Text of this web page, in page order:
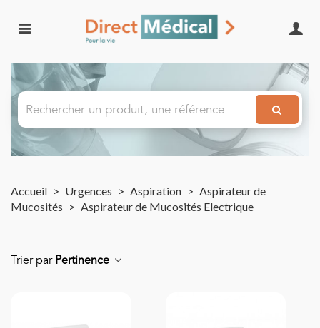
Accueil > Urgences > Aspiration > Aspirateur de
Mucosités > Aspirateur de Mucosités Electrique
Trier par Pertinence